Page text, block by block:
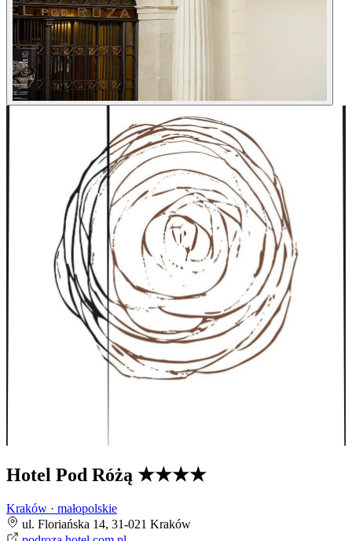
Hotel Pod Różą ★★★★
Kraków · małopolskie
ul. Floriańska 14, 31-021 Kraków